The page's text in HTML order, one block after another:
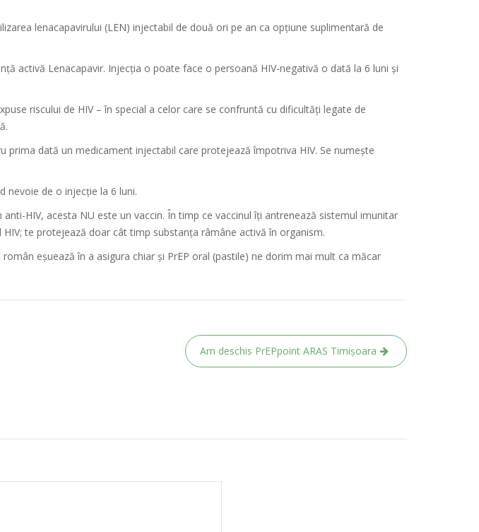
lenacapavirului (LEN) injectabil de două ori pe an ca opțiune suplimentară de
activă Lenacapavir. Injecția o poate face o persoană HIV-negativă o dată la 6 luni și
riscului de HIV – în special a celor care se confruntă cu dificultăți legate de
dată un medicament injectabil care protejează împotriva HIV. Se numește
nevoie de o injecție la 6 luni.
HIV, acesta NU este un vaccin. În timp ce vaccinul îți antrenează sistemul imunitar
te protejează doar cât timp substanța râmâne activă în organism.
eșuează în a asigura chiar și PrEP oral (pastile) ne dorim mai mult ca măcar
Am deschis PrEPpoint ARAS Timișoara